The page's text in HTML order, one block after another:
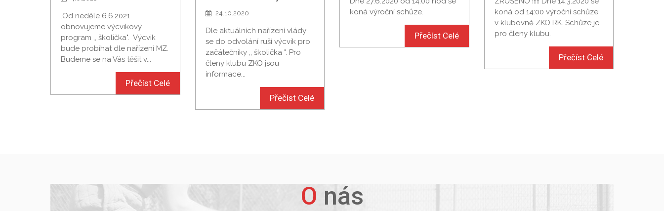
.Od neděle 6.6.2021
obnovujeme výcvikový
program ,, školička". Výcvik
bude probíhat dle nařízení MZ.
Budeme se na Vás těšit v...
Přečíst Celé
24.10.2020
Dle aktuálních nařízení vlády
se do odvolání ruší výcvik pro
začátečníky ,, školička ". Pro
členy klubu ZKO jsou
informace...
Přečíst Celé
koná výroční schůze.
Přečíst Celé
koná od 14:00 výroční schůze
v klubovně ZKO RK. Schůze je
pro členy klubu.
Přečíst Celé
O nás